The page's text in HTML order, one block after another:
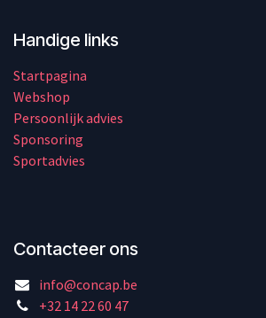
Handige links
Startpagina
Webshop
Persoonlijk advies
Sponsoring
Sportadvies
Contacteer ons
info@concap.be
+32 14 22 60 47